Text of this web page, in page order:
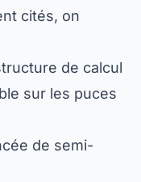
cités, on
de calcul
sur les puces
de semi-